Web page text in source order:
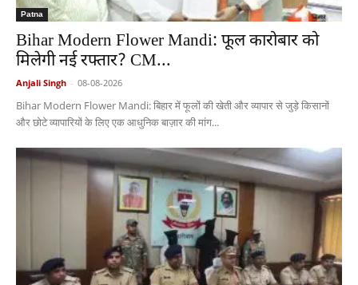
Patna
Bihar Modern Flower Mandi: फूल कारोबार को
मिलेगी नई रफ्तार? CM...
Anjali Singh - 08-08-2026
Bihar Modern Flower Mandi: बिहार में फूलों की खेती और व्यापार से जुड़े किसानों
और छोटे व्यापारियों के लिए एक आधुनिक बाज़ार की मांग...